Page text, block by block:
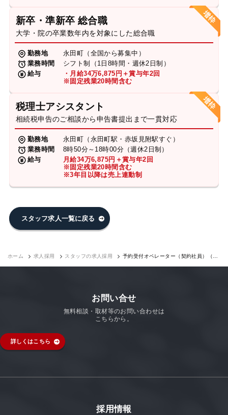
新卒・準新卒 総合職
大学・院の卒業数年内を対象にした総合職
勤務地
永田町（全国から募集中）
業務時間
シフト制（1日8時間・週休2日制）
給与
・月給34万6,875円＋賞与年2回
※固定残業20時間含む
税理士アシスタント
相続税申告のご相談から申告書提出まで一貫対応
勤務地
永田町（永田町駅・赤坂見附駅すぐ）
業務時間
8時50分～18時00分（週休2日制）
給与
月給34万6,875円＋賞与年2回
※固定残業20時間含む
※3年目以降は売上連動制
スタッフ求人一覧に戻る
ホーム 求人採用 スタッフの求人採用
予約受付オペレーター（契約社員）（永
お問い合せ
無料相談・取材等のお問い合わせは
こちらから。
詳しくはこちら
採用情報